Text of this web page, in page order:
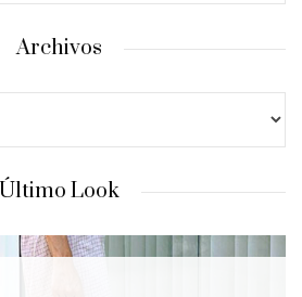
Archivos
Último Look